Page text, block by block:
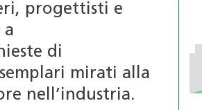
di calore
modulo di
progettisti e
a
di
mirati alla
nell’industria.